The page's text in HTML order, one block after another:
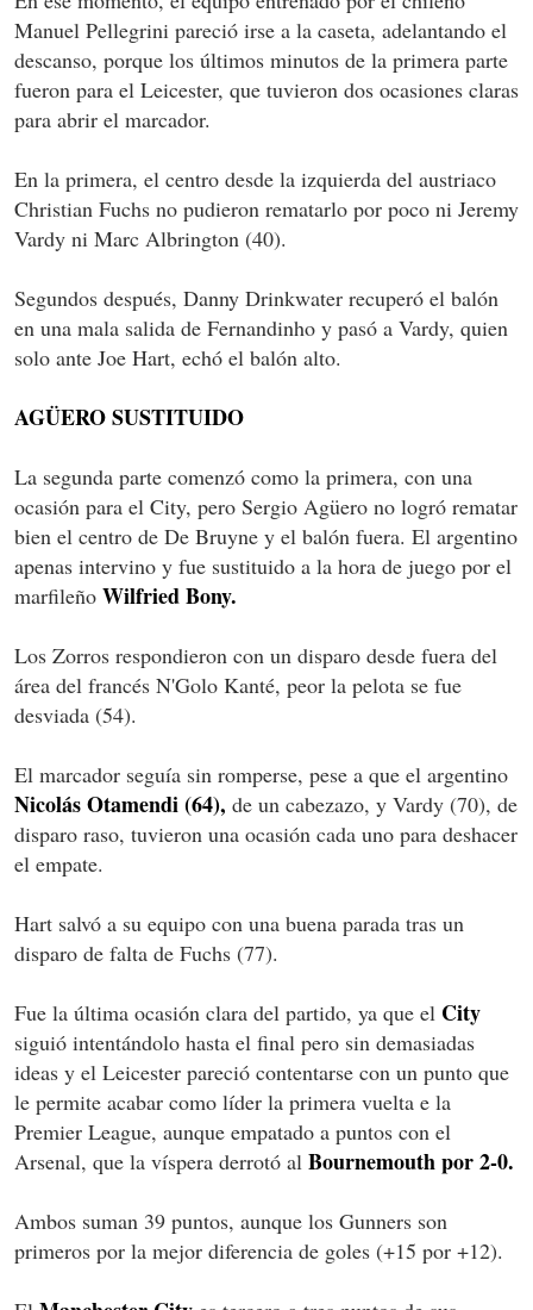
Manuel Pellegrini pareció irse a la caseta, adelantando el
descanso, porque los últimos minutos de la primera parte
fueron para el Leicester, que tuvieron dos ocasiones claras
para abrir el marcador.
En la primera, el centro desde la izquierda del austriaco
Christian Fuchs no pudieron rematarlo por poco ni Jeremy
Vardy ni Marc Albrington (40).
Segundos después, Danny Drinkwater recuperó el balón
en una mala salida de Fernandinho y pasó a Vardy, quien
solo ante Joe Hart, echó el balón alto.
AGÜERO SUSTITUIDO
La segunda parte comenzó como la primera, con una
ocasión para el City, pero Sergio Agüero no logró rematar
bien el centro de De Bruyne y el balón fuera. El argentino
apenas intervino y fue sustituido a la hora de juego por el
marfileño Wilfried Bony.
Los Zorros respondieron con un disparo desde fuera del
área del francés N'Golo Kanté, peor la pelota se fue
desviada (54).
El marcador seguía sin romperse, pese a que el argentino
Nicolás Otamendi (64), de un cabezazo, y Vardy (70), de
disparo raso, tuvieron una ocasión cada uno para deshacer
el empate.
Hart salvó a su equipo con una buena parada tras un
disparo de falta de Fuchs (77).
Fue la última ocasión clara del partido, ya que el City
siguió intentándolo hasta el final pero sin demasiadas
ideas y el Leicester pareció contentarse con un punto que
le permite acabar como líder la primera vuelta e la
Premier League, aunque empatado a puntos con el
Arsenal, que la víspera derrotó al Bournemouth por 2-0.
Ambos suman 39 puntos, aunque los Gunners son
primeros por la mejor diferencia de goles (+15 por +12).